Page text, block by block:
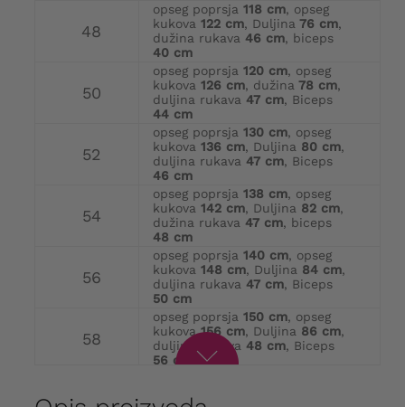
48
opseg poprsja 118 cm, opseg
kukova 122 cm, Duljina 76 cm,
dužina rukava 46 cm, biceps
40 cm
50
opseg poprsja 120 cm, opseg
kukova 126 cm, dužina 78 cm,
duljina rukava 47 cm, Biceps
44 cm
52
opseg poprsja 130 cm, opseg
kukova 136 cm, Duljina 80 cm,
duljina rukava 47 cm, Biceps
46 cm
54
opseg poprsja 138 cm, opseg
kukova 142 cm, Duljina 82 cm,
dužina rukava 47 cm, biceps
48 cm
56
opseg poprsja 140 cm, opseg
kukova 148 cm, Duljina 84 cm,
duljina rukava 47 cm, Biceps
50 cm
58
opseg poprsja 150 cm, opseg
kukova 156 cm, Duljina 86 cm,
duljina rukava 48 cm, Biceps
56 cm
60